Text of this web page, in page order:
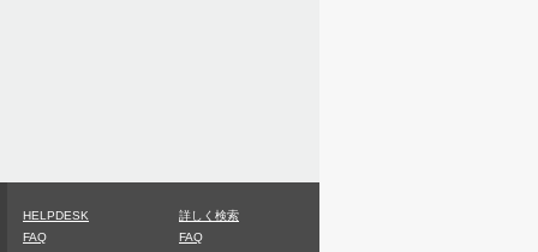
HELPDESK
FAQ
詳しく検索
FAQ